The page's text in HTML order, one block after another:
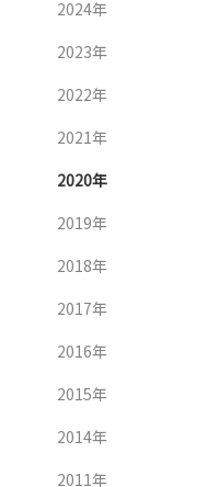
2024年
2023年
2022年
2021年
2020年
2019年
2018年
2017年
2016年
2015年
2014年
2011年